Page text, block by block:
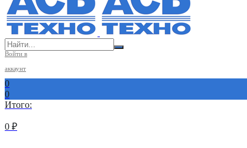
Войти в
аккаунт
0
0
Итого:
0 ₽